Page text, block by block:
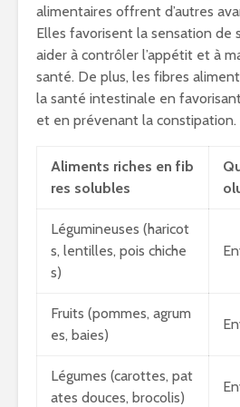
alimentaires offrent d’autres
Elles favorisent la sensation de
aider à contrôler l’appétit et à
santé. De plus, les fibres
la santé intestinale en
et en prévenant la constipation.
Aliments riches en fib
res solubles
Légumineuses (haricot
s, lentilles, pois chiche
s)
Fruits (pommes, agrum
es, baies)
Légumes (carottes, pat
ates douces, brocolis)